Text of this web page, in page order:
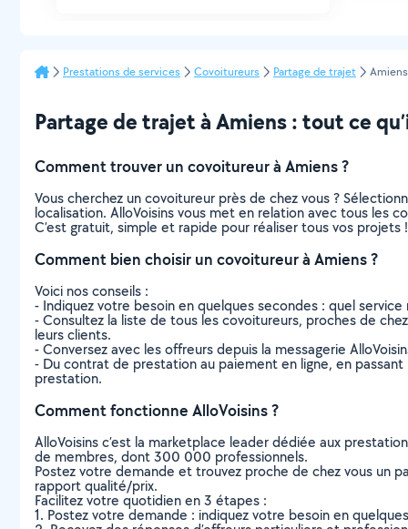
Prestations de services Covoitureurs Partage de trajet Amiens
Partage de trajet à Amiens : tout ce
Comment trouver un covoitureur à Amiens ?
Vous cherchez un covoitureur près de chez vous ?
localisation. AlloVoisins vous met en relation avec tous les
C’est gratuit, simple et rapide pour réaliser tous vos projets !
Comment bien choisir un covoitureur à Amiens ?
Voici nos conseils :
- Indiquez votre besoin en quelques secondes : quel
- Consultez la liste de tous les covoitureurs, proches de
leurs clients.
- Conversez avec les offreurs depuis la messagerie
- Du contrat de prestation au paiement en ligne, en
prestation.
Comment fonctionne AlloVoisins ?
AlloVoisins c’est la marketplace leader dédiée aux
de membres, dont 300 000 professionnels.
Postez votre demande et trouvez proche de chez vous un
rapport qualité/prix.
Facilitez votre quotidien en 3 étapes :
1. Postez votre demande : indiquez votre besoin en